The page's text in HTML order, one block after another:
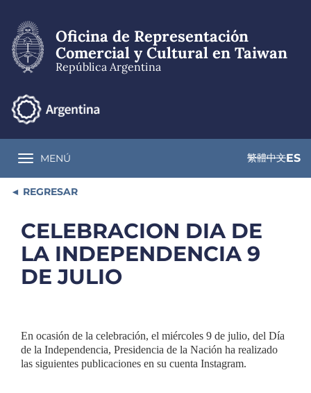
contenido
principal
Oficina de Representación
Comercial y Cultural en Taiwan
República Argentina
Toggle navigation
MENÚ 繁體中文ES
REGRESAR
CELEBRACION DIA DE
LA INDEPENDENCIA 9
DE JULIO
En ocasión de la celebración, el miércoles 9 de julio, del Día
de la Independencia, Presidencia de la Nación ha realizado
las siguientes publicaciones en su cuenta Instagram.